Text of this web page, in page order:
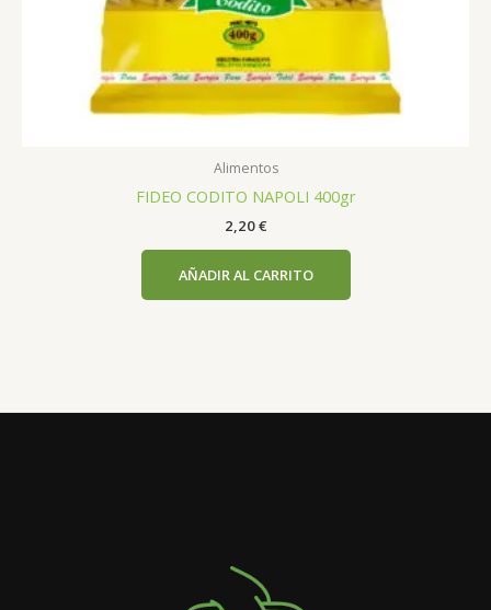
Alimentos
FIDEO CODITO NAPOLI 400gr
2,20€
AÑADIR AL CARRITO